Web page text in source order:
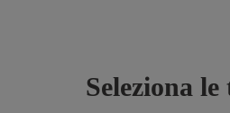
Seleziona le